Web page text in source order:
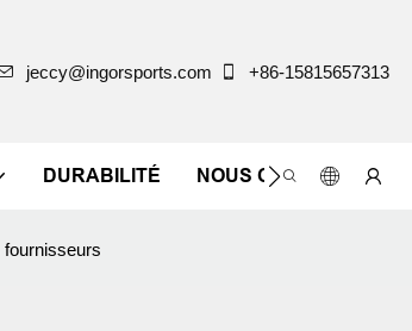
jeccy@ingorsports.com
+86-15815657313
DURABILITÉ NOUS CONTACTER